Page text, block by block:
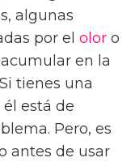
algunas
por el olor o
en la
tienes una
está de
Pero, es
antes de usar